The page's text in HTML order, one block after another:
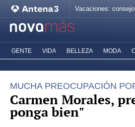
Vacaciones:
GENTE VIDA BELLEZA MODA
MUCHA PREOCUPACIÓN
Carmen Morales,
ponga bien"